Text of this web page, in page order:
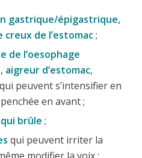
gastrique/épigastrique,
de l’estomac;
de l’oesophage
aigreur d’estomac,
peuvent s’intensifier en
en avant ;
brûle ;
qui peuvent irriter la